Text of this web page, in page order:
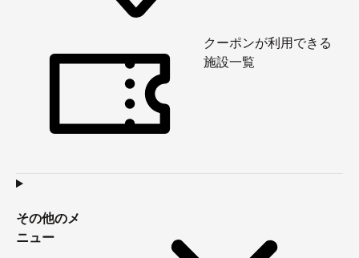
クーポンが利用できる
施設一覧
その他のメ
ニュー